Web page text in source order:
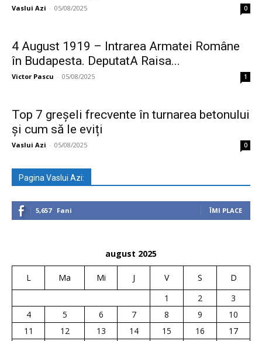
Vaslui Azi - 05/08/2025 0
4 August 1919 – Intrarea Armatei Române
în Budapesta. DeputatA Raisa...
Victor Pascu - 05/08/2025 1
Top 7 greșeli frecvente în turnarea betonului
și cum să le eviți
Vaslui Azi - 05/08/2025 0
Pagina Vaslui Azi:
5,657 Fani ÎMI PLACE
august 2025
L Ma Mi J V S
D
1
2
3
4
5 6 7 8 9
10
11
12 13 14 15 16
17